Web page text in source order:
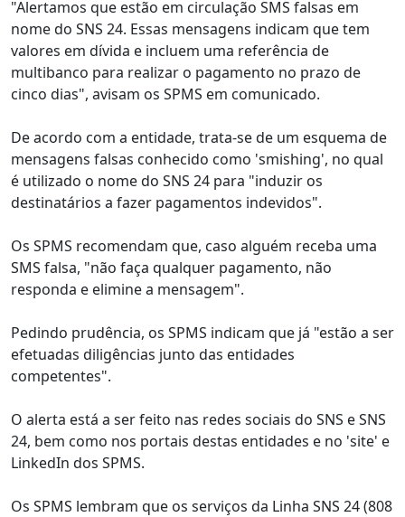
"Alertamos que estão em circulação SMS falsas em
nome do SNS 24. Essas mensagens indicam que tem
valores em dívida e incluem uma referência de
multibanco para realizar o pagamento no prazo de
cinco dias", avisam os SPMS em comunicado.
De acordo com a entidade, trata-se de um esquema de
mensagens falsas conhecido como 'smishing', no qual
é utilizado o nome do SNS 24 para "induzir os
destinatários a fazer pagamentos indevidos".
Os SPMS recomendam que, caso alguém receba uma
SMS falsa, "não faça qualquer pagamento, não
responda e elimine a mensagem".
Pedindo prudência, os SPMS indicam que já "estão a ser
efetuadas diligências junto das entidades
competentes".
O alerta está a ser feito nas redes sociais do SNS e SNS
24, bem como nos portais destas entidades e no 'site' e
LinkedIn dos SPMS.
Os SPMS lembram que os serviços da Linha SNS 24 (808